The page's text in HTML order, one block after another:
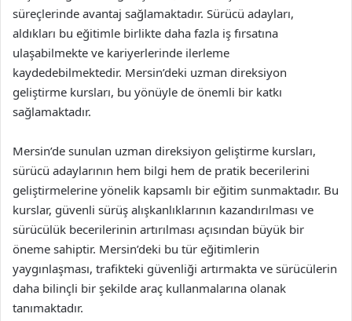
süreçlerinde avantaj sağlamaktadır. Sürücü adayları,
aldıkları bu eğitimle birlikte daha fazla iş fırsatına
ulaşabilmekte ve kariyerlerinde ilerleme
kaydedebilmektedir. Mersin’deki uzman direksiyon
geliştirme kursları, bu yönüyle de önemli bir katkı
sağlamaktadır.
Mersin’de sunulan uzman direksiyon geliştirme kursları,
sürücü adaylarının hem bilgi hem de pratik becerilerini
geliştirmelerine yönelik kapsamlı bir eğitim sunmaktadır. Bu
kurslar, güvenli sürüş alışkanlıklarının kazandırılması ve
sürücülük becerilerinin artırılması açısından büyük bir
öneme sahiptir. Mersin’deki bu tür eğitimlerin
yaygınlaşması, trafikteki güvenliği artırmakta ve sürücülerin
daha bilinçli bir şekilde araç kullanmalarına olanak
tanımaktadır.